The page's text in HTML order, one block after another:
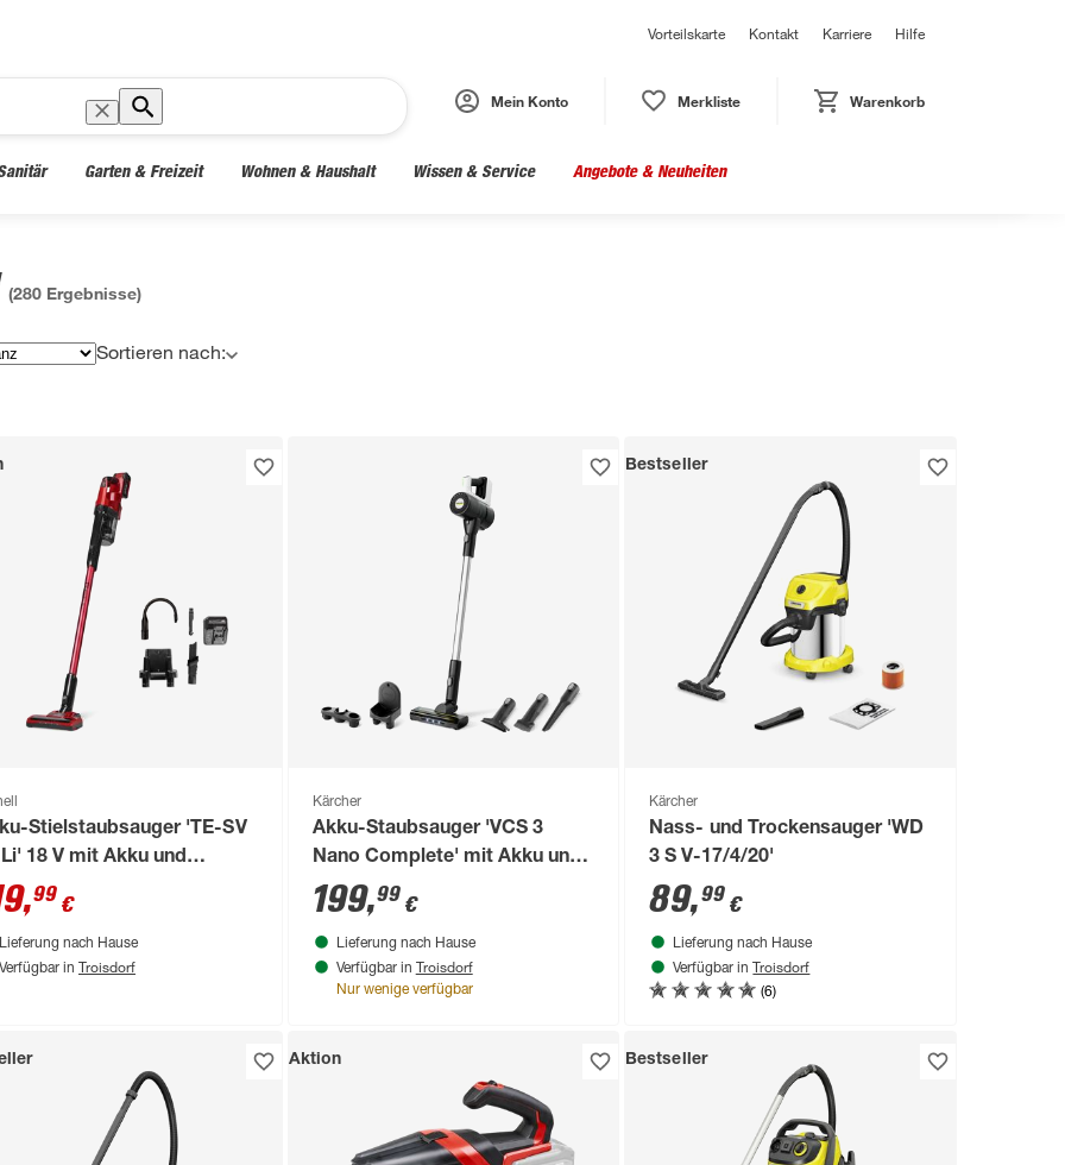
Vorteilskarte Kontakt Karriere Hilfe
Mein Konto Merkliste Warenkorb
Garten & Freizeit Wohnen & Haushalt Wissen & Service Angebote & Neuheiten
(280 Ergebnisse)
Sortieren nach:
Stielstaubsauger 'TE-SV
18 V mit Akku und
,99 €
Lieferung nach Hause
Verfügbar in Troisdorf
Kärcher
Akku-Staubsauger 'VCS 3
Nano Complete' mit Akku und
Ladegerät
199,99€
Lieferung nach Hause
Verfügbar in Troisdorf
Nur wenige verfügbar
Bestseller
Kärcher
Nass- und Trockensauger 'WD
3 S V-17/4/20'
89,99 €
Lieferung nach Hause
Verfügbar in Troisdorf
(6)
Aktion Bestseller